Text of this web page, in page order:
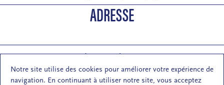
Notre site utilise des cookies pour améliorer votre expérience de
navigation. En continuant à utiliser notre site, vous acceptez
ADRESSE
Entrée : 2 rue de Pontarlier 25000 Besançon
Courrier : 1 rue des Martelots 25000 Besançon